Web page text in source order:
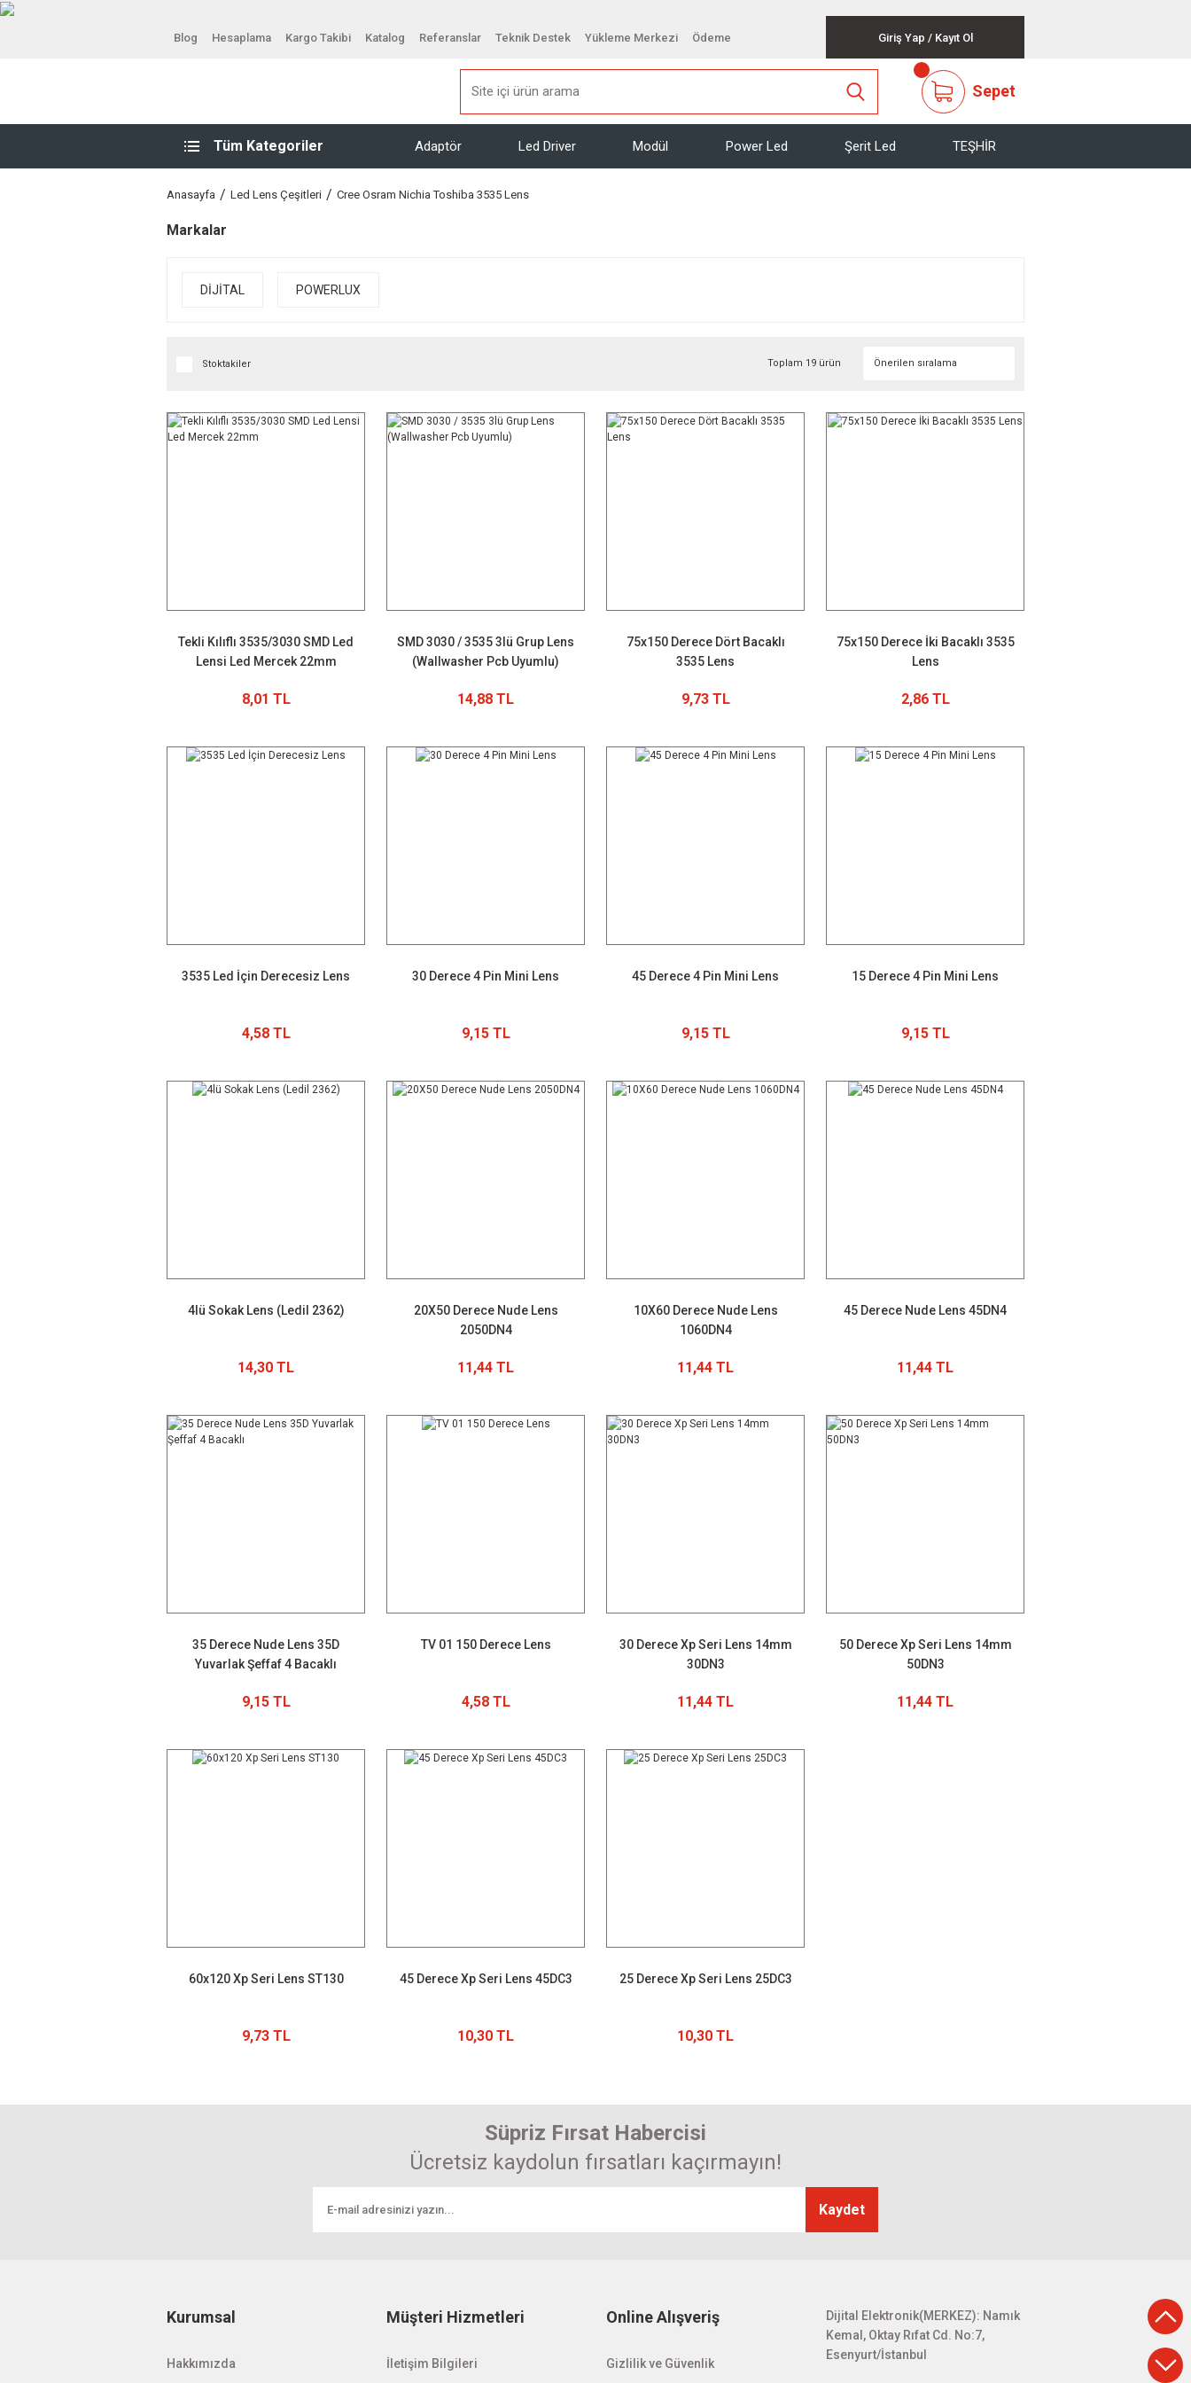
Blog Hesaplama Kargo Takibi Katalog Referanslar Teknik Destek Yükleme Merkezi Ödeme Giriş Yap / Kayıt Ol
Sepet
Tüm Kategoriler Adaptör Led Driver Modül Power Led Şerit Led TEŞHİR
Anasayfa Led Lens Çeşitleri Cree Osram Nichia Toshiba 3535 Lens
Markalar
DİJİTAL POWERLUX
Stoktakiler Toplam 19 ürün
Tekli Kılıflı 3535/3030 SMD Led
Lensi Led Mercek 22mm
8,01 TL
SMD 3030 / 3535 3lü Grup Lens
(Wallwasher Pcb Uyumlu)
14,88 TL
75x150 Derece Dört Bacaklı
3535 Lens
9,73 TL
75x150 Derece İki Bacaklı 3535
Lens
2,86 TL
3535 Led İçin Derecesiz Lens
4,58 TL
30 Derece 4 Pin Mini Lens
9,15 TL
45 Derece 4 Pin Mini Lens
9,15 TL
15 Derece 4 Pin Mini Lens
9,15 TL
4lü Sokak Lens (Ledil 2362)
14,30 TL
20X50 Derece Nude Lens
2050DN4
11,44 TL
10X60 Derece Nude Lens
1060DN4
11,44 TL
45 Derece Nude Lens 45DN4
11,44 TL
35 Derece Nude Lens 35D
Yuvarlak Şeffaf 4 Bacaklı
9,15 TL
TV 01 150 Derece Lens
4,58 TL
30 Derece Xp Seri Lens 14mm
30DN3
11,44 TL
50 Derece Xp Seri Lens 14mm
50DN3
11,44 TL
60x120 Xp Seri Lens ST130
9,73 TL
45 Derece Xp Seri Lens 45DC3
10,30 TL
25 Derece Xp Seri Lens 25DC3
10,30 TL
Süpriz Fırsat Habercisi
Ücretsiz kaydolun fırsatları kaçırmayın!
Kaydet
Kurumsal
Hakkımızda
Müşteri Hizmetleri
İletişim Bilgileri
Online Alışveriş
Gizlilik ve Güvenlik
Dijital Elektronik(MERKEZ): Namık
Kemal, Oktay Rıfat Cd. No:7,
Esenyurt/İstanbul